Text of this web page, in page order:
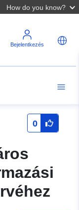
How do you know?
Bejelentkezés
0